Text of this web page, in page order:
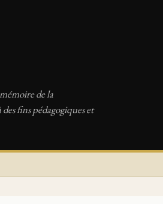
de la
fins pédagogiques et